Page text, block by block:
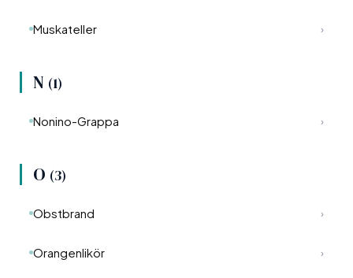
Muskateller ›
N (1)
Nonino-Grappa ›
O (3)
Obstbrand ›
Orangenlikör ›